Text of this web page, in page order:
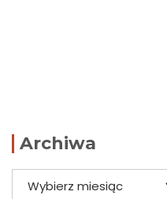
Archiwa
Archiwa